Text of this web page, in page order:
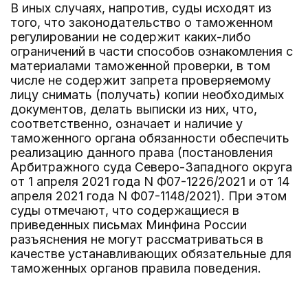
В иных случаях, напротив, суды исходят из
того, что законодательство о таможенном
регулировании не содержит каких-либо
ограничений в части способов ознакомления с
материалами таможенной проверки, в том
числе не содержит запрета проверяемому
лицу снимать (получать) копии необходимых
документов, делать выписки из них, что,
соответственно, означает и наличие у
таможенного органа обязанности обеспечить
реализацию данного права (постановления
Арбитражного суда Северо-Западного округа
от 1 апреля 2021 года N Ф07-1226/2021 и от 14
апреля 2021 года N Ф07-1148/2021). При этом
суды отмечают, что содержащиеся в
приведенных письмах Минфина России
разъяснения не могут рассматриваться в
качестве устанавливающих обязательные для
таможенных органов правила поведения.